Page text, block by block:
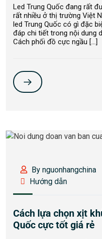
Led Trung Quốc đang rất
rất nhiều ở thị trường Việt
led Trung Quốc có gì đặc
đáp chi tiết trong nội dung
Cách phối đồ cực ngầu […]
By nguonhangchina
Hướng dẫn
Cách lựa chọn xịt
Quốc cực tốt giá rẻ